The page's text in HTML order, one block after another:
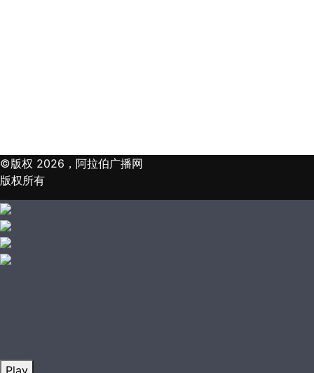
©版权 2026，阿拉伯广播网
版权所有
Play